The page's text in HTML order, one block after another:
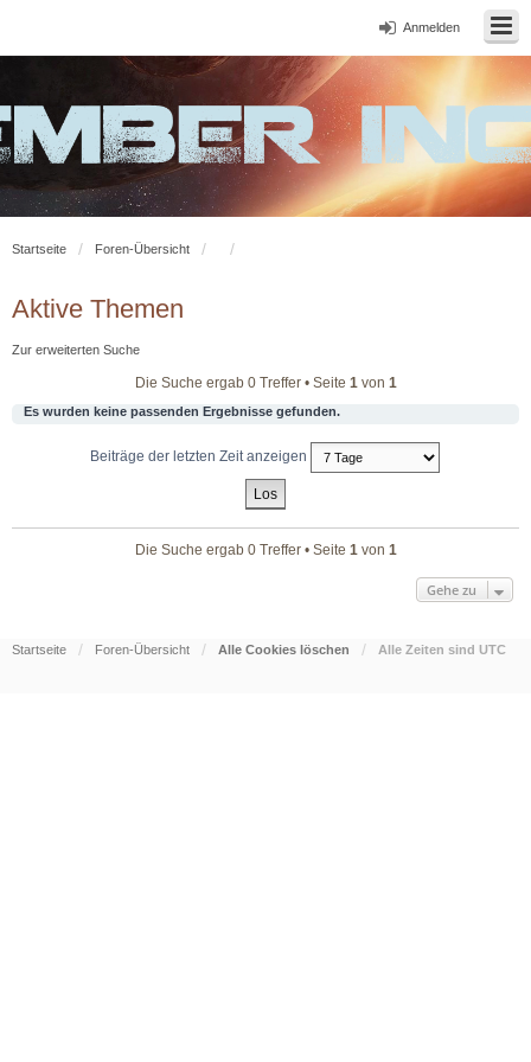
Anmelden
Startseite Foren-Übersicht
Aktive Themen
Zur erweiterten Suche
Die Suche ergab 0 Treffer • Seite 1von 1
Es wurden keine passenden Ergebnisse gefunden.
Beiträge der letzten Zeit anzeigen
Die Suche ergab 0 Treffer • Seite 1von 1
Gehe zu
Startseite Foren-Übersicht Alle Cookies löschen Alle Zeiten sind UTC